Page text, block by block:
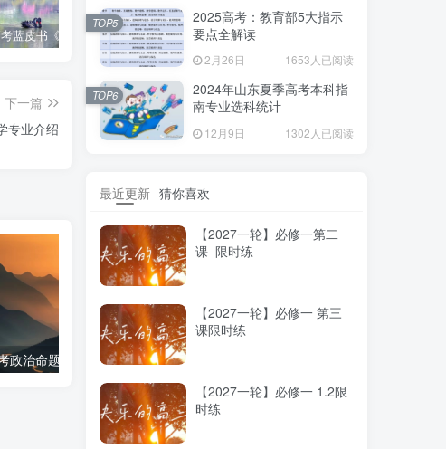
高考蓝皮书《高考研究报告（2025）》出版发行 12种选科组合优劣势
下一篇
专业介绍
政治命题纲要解读 大学文科专业介绍及就业介绍
2025高考：教育部5大指示
要点全解读
2月26日 1653人已阅读
TOP5
2024年山东夏季高考本科指
南专业选科统计
12月9日 1302人已阅读
TOP6
最近更新 猜你喜欢
【2027一轮】必修一第二
课 限时练
【2027一轮】必修一 第三
课限时练
【2027一轮】必修一 1.2限
时练